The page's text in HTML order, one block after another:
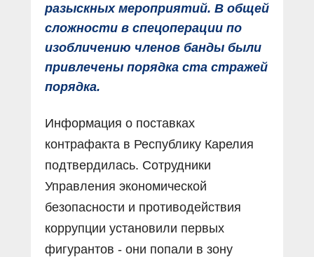
разыскных мероприятий. В общей
сложности в спецоперации по
изобличению членов банды были
привлечены порядка ста стражей
порядка.
Информация о поставках
контрафакта в Республику Карелия
подтвердилась. Сотрудники
Управления экономической
безопасности и противодействия
коррупции установили первых
фигурантов - они попали в зону